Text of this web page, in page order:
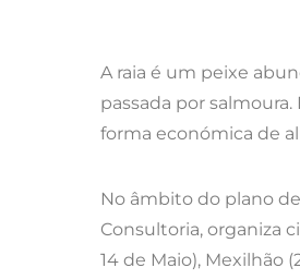
A raia é um peixe
passada por
forma económica de
No âmbito do plano
Consultoria, organiza
14 de Maio), Mexilhão